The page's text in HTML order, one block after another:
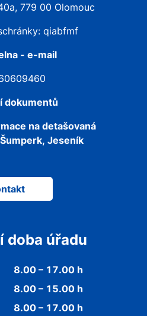
779 00 Olomouc
qiabfmf
- e-mail
dokumentů
na detašovaná
Šumperk, Jeseník
doba úřadu
8.00 – 17.00 h
8.00 – 15.00 h
8.00 – 17.00 h